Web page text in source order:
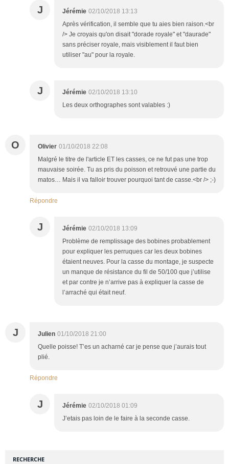
J Jérémie 02/10/2018 13:13
Après vérification, il semble que tu aies bien raison.<br
/> Je croyais qu'on disait "dorade royale" et "daurade"
sans préciser royale, mais visiblement il faut bien
utiliser "au" pour la royale.
J Jérémie 02/10/2018 13:10
Les deux orthographes sont valables :)
O Olivier 01/10/2018 22:08
Malgré le titre de l'article ET les casses, ce ne fut pas une trop
mauvaise soirée. Tu as pris du poisson et retrouvé une partie du
matos… Mais il va falloir trouver pourquoi tant de casse.<br /> ;-)
Répondre
J Jérémie 02/10/2018 13:09
Problème de remplissage des bobines probablement
pour expliquer les perruques car les deux bobines
étaient neuves. Pour la casse du montage, je suspecte
un manque de résistance du fil de 50/100 que j’utilise
et par contre je n’arrive pas à expliquer la casse de
l’arraché qui était neuf.
J Julien 01/10/2018 21:00
Quelle poisse! T’es un acharné car je pense que j’aurais tout
plié.
Répondre
J Jérémie 02/10/2018 01:09
J’etais pas loin de le faire à la seconde casse.
RECHERCHE